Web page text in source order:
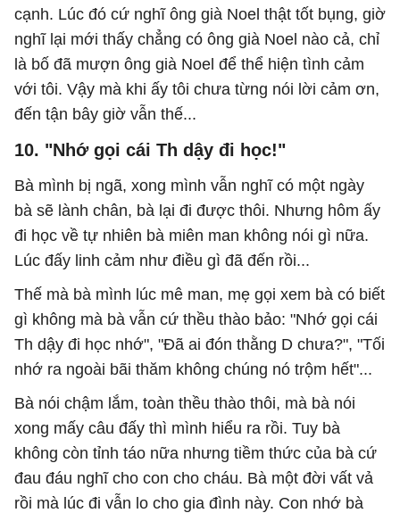
cạnh. Lúc đó cứ nghĩ ông già Noel thật tốt bụng, giờ
nghĩ lại mới thấy chẳng có ông già Noel nào cả, chỉ
là bố đã mượn ông già Noel để thể hiện tình cảm
với tôi. Vậy mà khi ấy tôi chưa từng nói lời cảm ơn,
đến tận bây giờ vẫn thế...
10. "Nhớ gọi cái Th dậy đi học!"
Bà mình bị ngã, xong mình vẫn nghĩ có một ngày
bà sẽ lành chân, bà lại đi được thôi. Nhưng hôm ấy
đi học về tự nhiên bà miên man không nói gì nữa.
Lúc đấy linh cảm như điều gì đã đến rồi...
Thế mà bà mình lúc mê man, mẹ gọi xem bà có biết
gì không mà bà vẫn cứ thều thào bảo: "Nhớ gọi cái
Th dậy đi học nhớ", "Đã ai đón thằng D chưa?", "Tối
nhớ ra ngoài bãi thăm không chúng nó trộm hết"...
Bà nói chậm lắm, toàn thều thào thôi, mà bà nói
xong mấy câu đấy thì mình hiểu ra rồi. Tuy bà
không còn tỉnh táo nữa nhưng tiềm thức của bà cứ
đau đáu nghĩ cho con cho cháu. Bà một đời vất vả
rồi mà lúc đi vẫn lo cho gia đình này. Con nhớ bà